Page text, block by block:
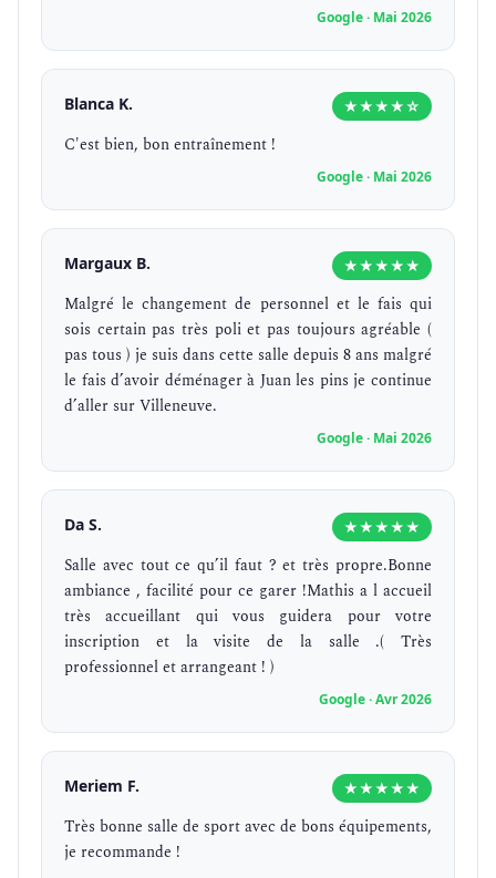
Google · Mai 2026
Blanca K. ★★★★☆
C'est bien, bon entraînement !
Google · Mai 2026
Margaux B. ★★★★★
Malgré le changement de personnel et le fais qui
sois certain pas très poli et pas toujours agréable (
pas tous ) je suis dans cette salle depuis 8 ans malgré
le fais d’avoir déménager à Juan les pins je continue
d’aller sur Villeneuve.
Google · Mai 2026
Da S. ★★★★★
Salle avec tout ce qu’il faut ? et très propre.Bonne
ambiance , facilité pour ce garer !Mathis a l accueil
très accueillant qui vous guidera pour votre
inscription et la visite de la salle .( Très
professionnel et arrangeant ! )
Google · Avr 2026
Meriem F. ★★★★★
Très bonne salle de sport avec de bons équipements,
je recommande !